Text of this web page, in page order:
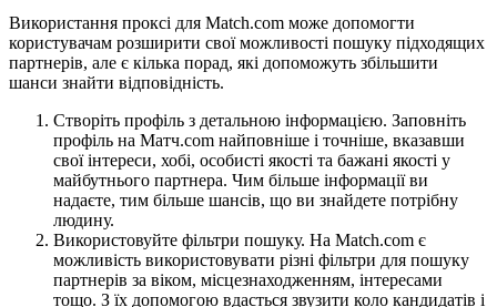
Використання проксі для Match.com може допомогти
користувачам розширити свої можливості пошуку підходящих
партнерів, але є кілька порад, які допоможуть збільшити
шанси знайти відповідність.
Створіть профіль з детальною інформацією. Заповніть
профіль на Матч.com найповніше і точніше, вказавши
свої інтереси, хобі, особисті якості та бажані якості у
майбутнього партнера. Чим більше інформації ви
надаєте, тим більше шансів, що ви знайдете потрібну
людину.
Використовуйте фільтри пошуку. На Match.com є
можливість використовувати різні фільтри для пошуку
партнерів за віком, місцезнаходженням, інтересами
тощо. З їх допомогою вдасться звузити коло кандидатів і